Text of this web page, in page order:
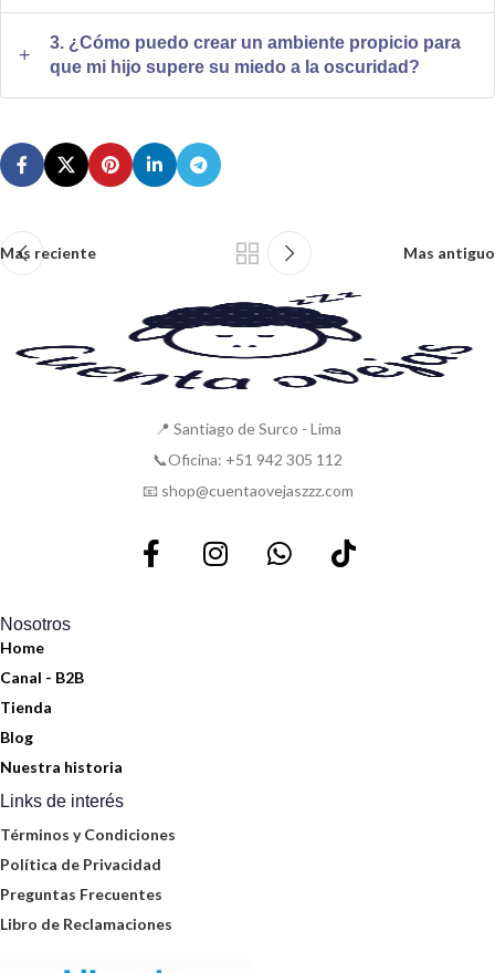
constante al dormir, podrían ser indicios de este miedo.
durante la noche, ya que no crea una completa oscuridad.
3. ¿Cómo puedo crear un ambiente propicio para
que mi hijo supere su miedo a la oscuridad?
fotografías de momentos felices, lámpara de luz roja o
decoración en tonos pasteles para que se sienta seguro y
Mas reciente Mas antiguo
📍 Santiago de Surco - Lima
📞Oficina: +51 942 305 112
📧 shop@cuentaovejaszzz.com
Nosotros
Home
Canal - B2B
Tienda
Blog
Nuestra historia
Links de interés
Términos y Condiciones
Política de Privacidad
Preguntas Frecuentes
Libro de Reclamaciones